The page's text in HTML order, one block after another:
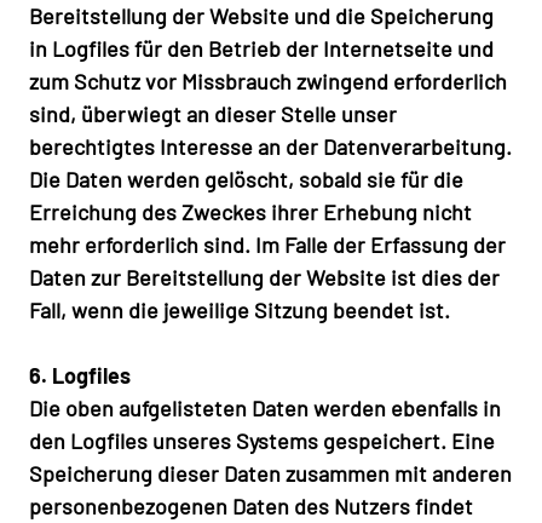
Bereitstellung der Website und die Speicherung
in Logfiles für den Betrieb der Internetseite und
zum Schutz vor Missbrauch zwingend erforderlich
sind, überwiegt an dieser Stelle unser
berechtigtes Interesse an der Datenverarbeitung.
Die Daten werden gelöscht, sobald sie für die
Erreichung des Zweckes ihrer Erhebung nicht
mehr erforderlich sind. Im Falle der Erfassung der
Daten zur Bereitstellung der Website ist dies der
Fall, wenn die jeweilige Sitzung beendet ist.
6. Logfiles
Die oben aufgelisteten Daten werden ebenfalls in
den Logfiles unseres Systems gespeichert. Eine
Speicherung dieser Daten zusammen mit anderen
personenbezogenen Daten des Nutzers findet